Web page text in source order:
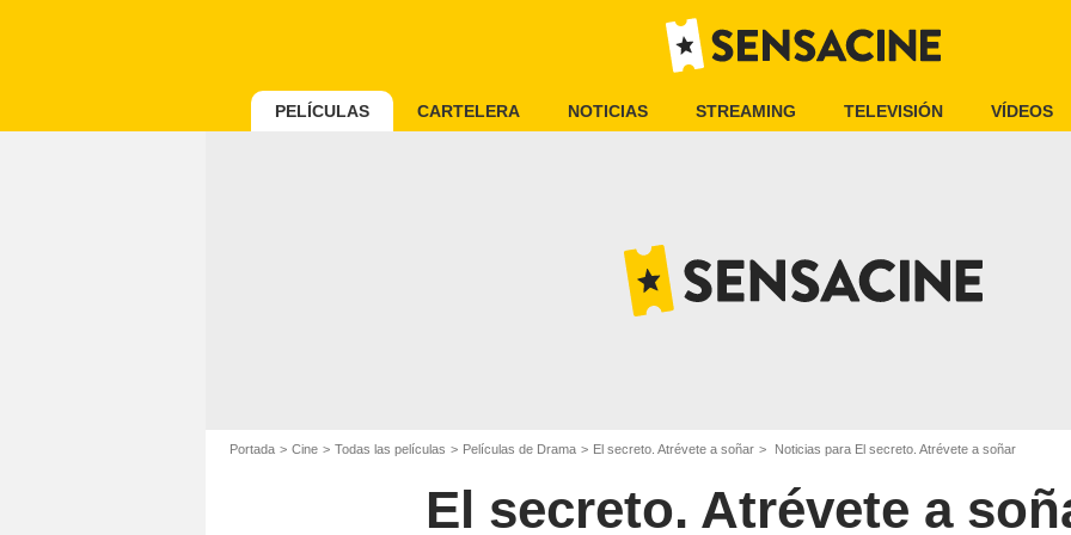
PELÍCULAS CARTELERA NOTICIAS STREAMING TELEVISIÓN VÍDEOS
Portada Cine Todas las películas Películas de Drama El secreto. Atrévete a soñar Noticias para El secreto. Atrévete a soñar
El secreto. Atrévete a